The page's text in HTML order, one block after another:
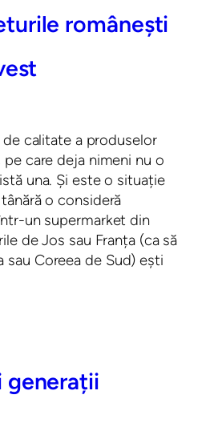
românești
calitate a produselor
pe care deja nimeni nu o
una. Și este o situație
o consideră
un supermarket din
de Jos sau Franța (ca să
sau Coreea de Sud) ești
generații